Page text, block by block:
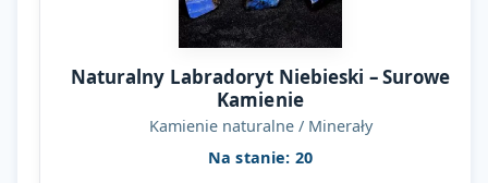
Naturalny Labradoryt Niebieski – Surowe
Kamienie
Kamienie naturalne / Minerały
Na stanie: 20